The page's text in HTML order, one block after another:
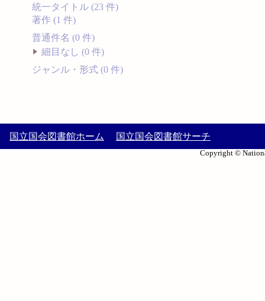
統一タイトル (23 件)
著作 (1 件)
普通件名 (0 件)
細目なし (0 件)
ジャンル・形式 (0 件)
国立国会図書館ホーム 国立国会図書館サーチ
Copyright ©